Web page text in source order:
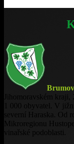
Jihomoravském
1 000 obyvatel. V
severní Haraska. Od
Mikroregionu
vinařské podoblasti.